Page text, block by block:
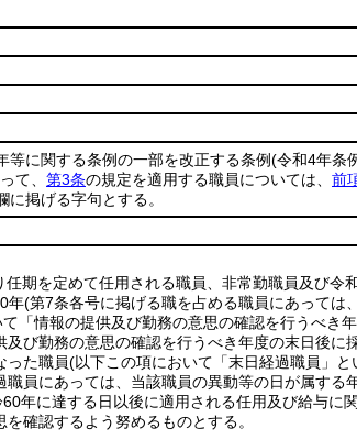
に関する条例の一部を改正する条例(令和4年条
て、 第3条の規定を適用する職員については、 前
に掲げる字句とする。
期を定めて任用される職員、非常勤職員及び令
年(第7条各号に掲げる職を占める職員にあっては
「情報の提供及び勤務の意思の確認を行うべき
び勤務の意思の確認を行うべき年度の末日後に
った職員(以下この項において「末日経過職員」と
員にあっては、当該職員の異動等の日が属する
年に達する日以後に適用される任用及び給与に
確認するよう努めるものとする。